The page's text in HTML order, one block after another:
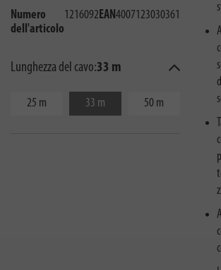
Numero
dell'articolo
1216092EAN4007123030361
Lunghezza del cavo:33 m
25 m 33 m 50 m